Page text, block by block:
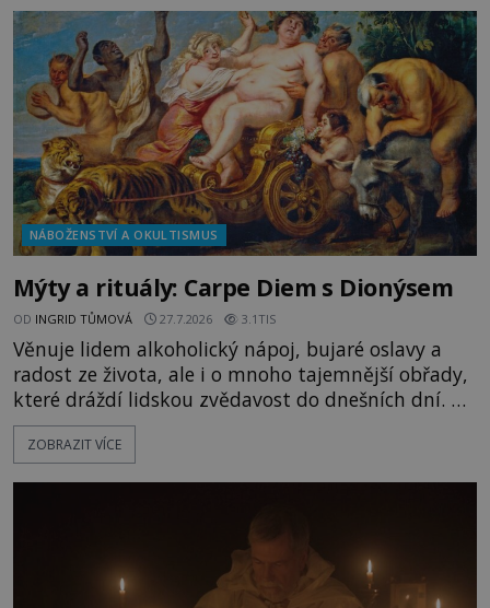
vyplouváme,“ sdělí jim. „Kam máme namířeno,
kapitáne?“ zeptá se ho jeden z templářů. „Do Sk
NÁBOŽENSTVÍ A OKULTISMUS
Mýty a rituály: Carpe Diem s Dionýsem
OD INGRID TŮMOVÁ 27.7.2026 3.1TIS
Věnuje lidem alkoholický nápoj, bujaré oslavy a
radost ze života, ale i o mnoho tajemnější obřady,
které dráždí lidskou zvědavost do dnešních dní. Co
doopravdy představuje bůh, jemuž Římané říkají
Bakchus? Mytologický příběh řeckého boha
ZOBRAZIT VÍCE